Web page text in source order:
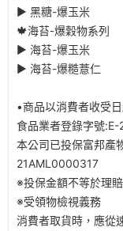
▶ 黑糖-爆玉米
🍁海苔-爆穀物系列
▶ 海苔-爆玉米
▶ 海苔-爆糙薏仁
•商品以消費者收受
食品業者登錄字號
本公司已投保富邦產
21AML0000317
※投保金額不等於理
※受領物檢視義務​
消費者取貨時，應從